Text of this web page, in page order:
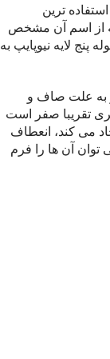
ترین
از اسم آن مشخص
پنج لایه نیوپایپ به
و به علت صاف و
تقریبا صفر است
می کند، انعطاف
توان آن ها را فرم